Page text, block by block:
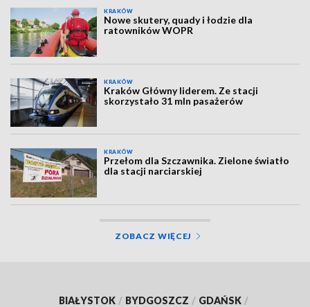
KRAKÓW
Nowe skutery, quady i łodzie dla
ratowników WOPR
KRAKÓW
Kraków Główny liderem. Ze stacji
skorzystało 31 mln pasażerów
KRAKÓW
Przełom dla Szczawnika. Zielone światło
dla stacji narciarskiej
ZOBACZ WIĘCEJ
BIAŁYSTOK / BYDGOSZCZ / GDAŃSK /